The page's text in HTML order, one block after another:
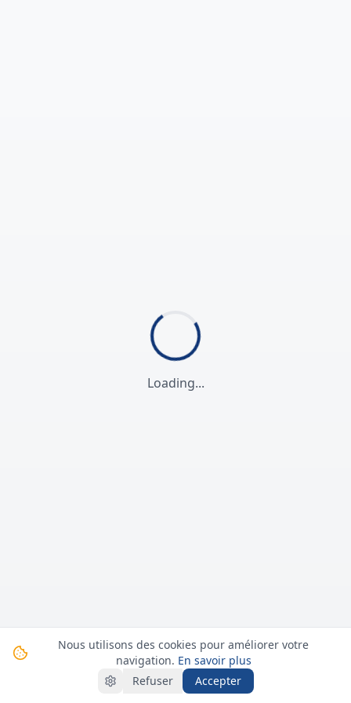
Loading...
Nous utilisons des cookies pour améliorer votre
navigation. En savoir plus
Refuser
Accepter